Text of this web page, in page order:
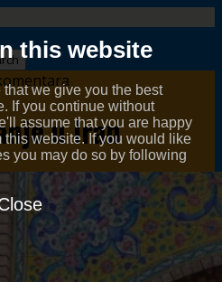
this website
we give you the best
If you continue without
assume that you are happy
website. If you would like
you may do so by following
u Iran